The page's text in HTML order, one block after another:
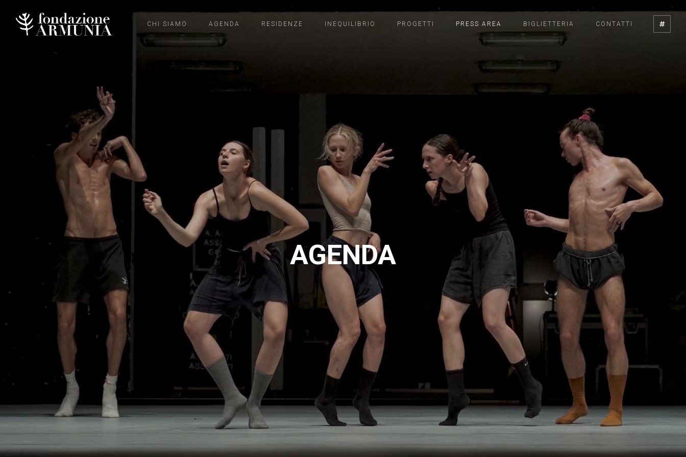
CHI SIAMO AGENDA RESIDENZE INEQUILIBRIO PROGETTI PRESS AREA BIGLIETTERIA CONTATTI
AGENDA